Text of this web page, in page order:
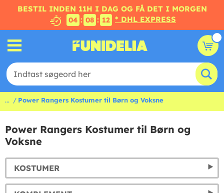
BESTIL INDEN 11H I DAG OG FÅ DET I MORGEN
04 : 08 : 11 * DHL EXPRESS
... Power Rangers Kostumer til Børn og Voksne
Power Rangers Kostumer til Børn og
Voksne
KOSTUMER